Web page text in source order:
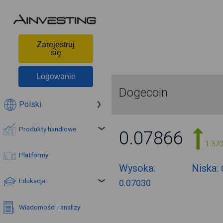
Zarejestruj
się
Logowanie
Polski
Produkty handlowe
Platformy
Edukacja
Wiadomości i analizy
Dogecoin
0.07866
Wysoka:
0.07030
Niska: